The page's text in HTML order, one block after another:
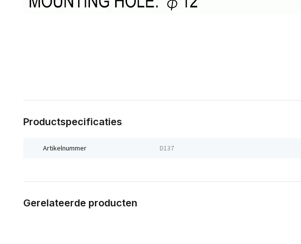
Productspecificaties
Artikelnummer D137
Gerelateerde producten